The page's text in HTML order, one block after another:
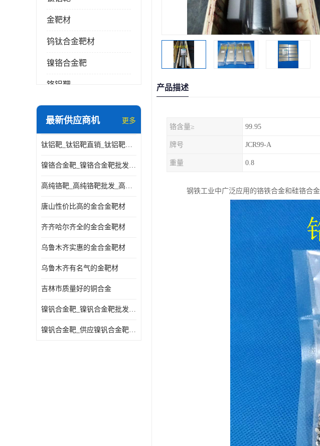
金靶材
钨钛合金靶材
镍铬合金靶
铬铝靶
三氧化铝靶材
铬靶材
镧靶材
最新供应商机 更多
钛铝靶_钛铝靶直销_钛铝靶供应商
镍铬合金靶_镍铬合金靶批发_镍铬合金靶供应商
高纯铬靶_高纯铬靶批发_高纯铬靶厂家
唐山性价比高的金合金靶材
齐齐哈尔齐全的金合金靶材
乌鲁木齐实惠的金合金靶材
乌鲁木齐有名气的金靶材
吉林市质量好的铜合金
镍钒合金靶_镍钒合金靶批发_镍钒合金靶供应商
镍钒合金靶_供应镍钒合金靶_镍钒合金靶厂家
产品描述
铬含量≥ 99.95
牌号 JCR99-A
重量 0.8
钢铁工业中广泛应用的铬铁合金和硅铬合